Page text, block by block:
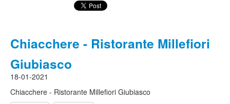
Chiacchere - Ristorante Millefiori
Giubiasco
18-01-2021
Chiacchere - Ristorante Millefiori Giubiasco